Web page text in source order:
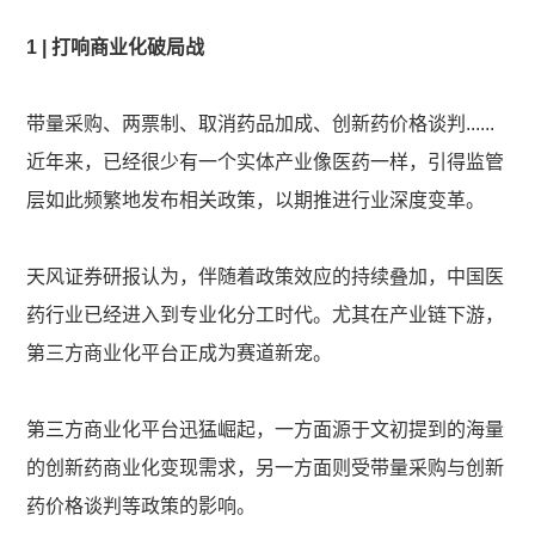
1 | 打响商业化破局战
带量采购、两票制、取消药品加成、创新药价格谈判......
近年来，已经很少有一个实体产业像医药一样，引得监管
层如此频繁地发布相关政策，以期推进行业深度变革。
天风证券研报认为，伴随着政策效应的持续叠加，中国医
药行业已经进入到专业化分工时代。尤其在产业链下游，
第三方商业化平台正成为赛道新宠。
第三方商业化平台迅猛崛起，一方面源于文初提到的海量
的创新药商业化变现需求，另一方面则受带量采购与创新
药价格谈判等政策的影响。